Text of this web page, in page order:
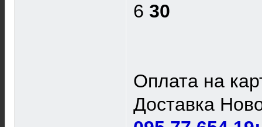
6 30
Оплата на
Доставка